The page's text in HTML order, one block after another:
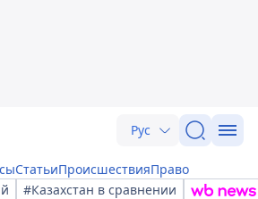
Рус
СтатьиПроисшествияПраво
#Казахстан в сравнении